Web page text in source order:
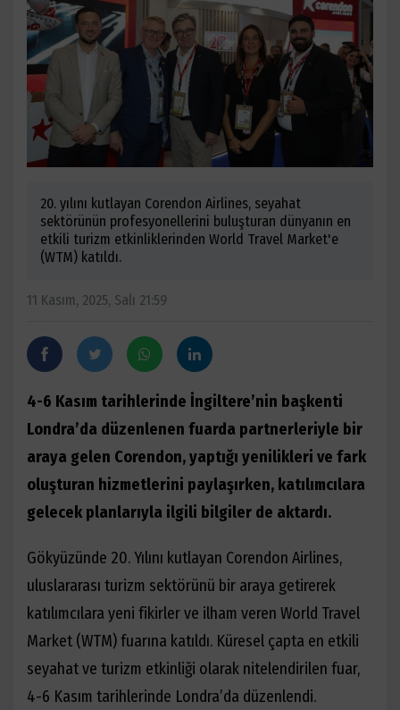
20. yılını kutlayan Corendon Airlines, seyahat
sektörünün profesyonellerini buluşturan dünyanın en
etkili turizm etkinliklerinden World Travel Market'e
(WTM) katıldı.
11 Kasım, 2025, Salı 21:59
4-6 Kasım tarihlerinde İngiltere’nin başkenti
Londra’da düzenlenen fuarda partnerleriyle bir
araya gelen Corendon, yaptığı yenilikleri ve fark
oluşturan hizmetlerini paylaşırken, katılımcılara
gelecek planlarıyla ilgili bilgiler de aktardı.
Gökyüzünde 20. Yılını kutlayan Corendon Airlines,
uluslararası turizm sektörünü bir araya getirerek
katılımcılara yeni fikirler ve ilham veren World Travel
Market (WTM) fuarına katıldı. Küresel çapta en etkili
seyahat ve turizm etkinliği olarak nitelendirilen fuar,
4-6 Kasım tarihlerinde Londra’da düzenlendi.